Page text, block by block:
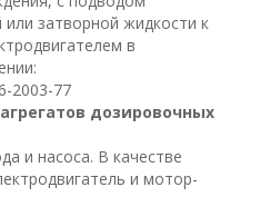
затворной жидкости к
в
2003-77
дозировочных
и насоса. В качестве
и мотор-